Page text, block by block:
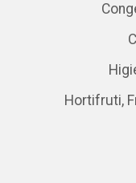
Hortifruti,